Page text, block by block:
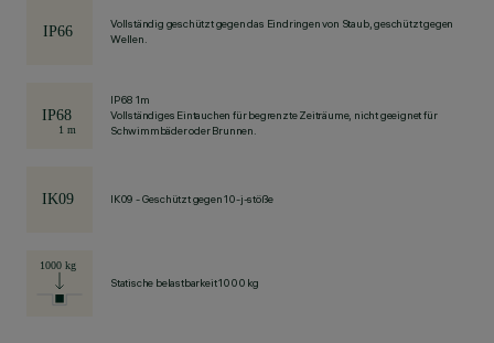
Vollständig geschützt gegen das Eindringen von Staub, geschützt gegen
Wellen.
IP68 1m
Vollständiges Eintauchen für begrenzte Zeiträume, nicht geeignet für
Schwimmbäder oder Brunnen.
IK09 - Geschützt gegen 10-j-stöße
Statische belastbarkeit 1000 kg